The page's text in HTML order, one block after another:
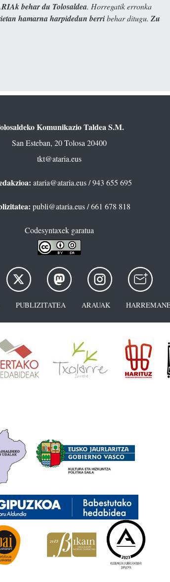
behar du Tolosaldea. Horregatik erronka
hamarna harpidedun berribehar ditugu. Zu
Komunikazio Taldea S.M.
San Esteban, 20 Tolosa 20400
tkt@ataria.eus
ataria@ataria.eus/ 943 655 695
publi@ataria.eus/ 661 678 818
Codesyntaxek garatua
PUBLIZITATEA ARAUAK